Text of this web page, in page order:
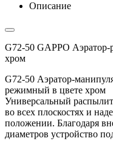
Описание
G72-50 GAPPO
хром
G72-50 Аэратор-
режимный в цвете хром
Универсальный
во всех плоскостях и
положении. Благодаря
диаметров устройство